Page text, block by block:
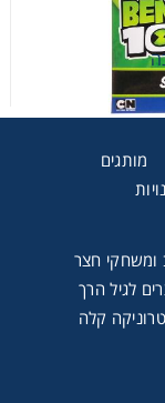
מותגים
ומשחקי חצר
לגיל הרך
קלה